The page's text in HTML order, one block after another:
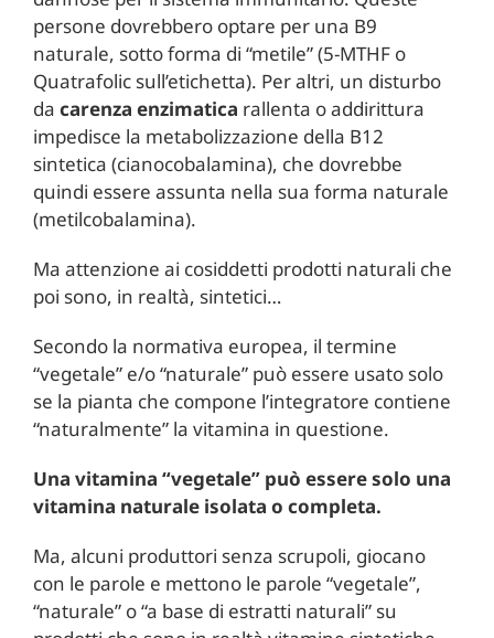
persone dovrebbero optare per una B9
naturale, sotto forma di “metile” (5-MTHF o
Quatrafolic sull’etichetta). Per altri, un disturbo
da carenza enzimatica rallenta o addirittura
impedisce la metabolizzazione della B12
sintetica (cianocobalamina), che dovrebbe
quindi essere assunta nella sua forma naturale
(metilcobalamina).
Ma attenzione ai cosiddetti prodotti naturali che
poi sono, in realtà, sintetici…
Secondo la normativa europea, il termine
“vegetale” e/o “naturale” può essere usato solo
se la pianta che compone l’integratore contiene
“naturalmente” la vitamina in questione.
Una vitamina “vegetale” può essere solo una
vitamina naturale isolata o completa.
Ma, alcuni produttori senza scrupoli, giocano
con le parole e mettono le parole “vegetale”,
“naturale” o “a base di estratti naturali” su